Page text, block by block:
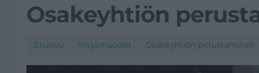
Osakeyhtiön
Etusivu Yritysmuodot Osakeyhtiön perustaminen